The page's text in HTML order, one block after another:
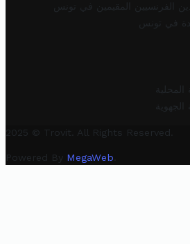
الفرنسيين المقيمين في تونس
في تونس
المحلية
الجهوية
2025 © Trovit. All Rights Reserved.
Powered By MegaWeb